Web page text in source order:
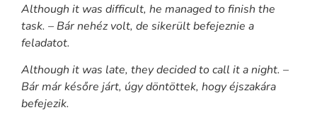
Although it was difficult, he managed to finish the
task. – Bár nehéz volt, de sikerült befejeznie a
feladatot.
Although it was late, they decided to call it a night. –
Bár már későre járt, úgy döntöttek, hogy éjszakára
befejezik.